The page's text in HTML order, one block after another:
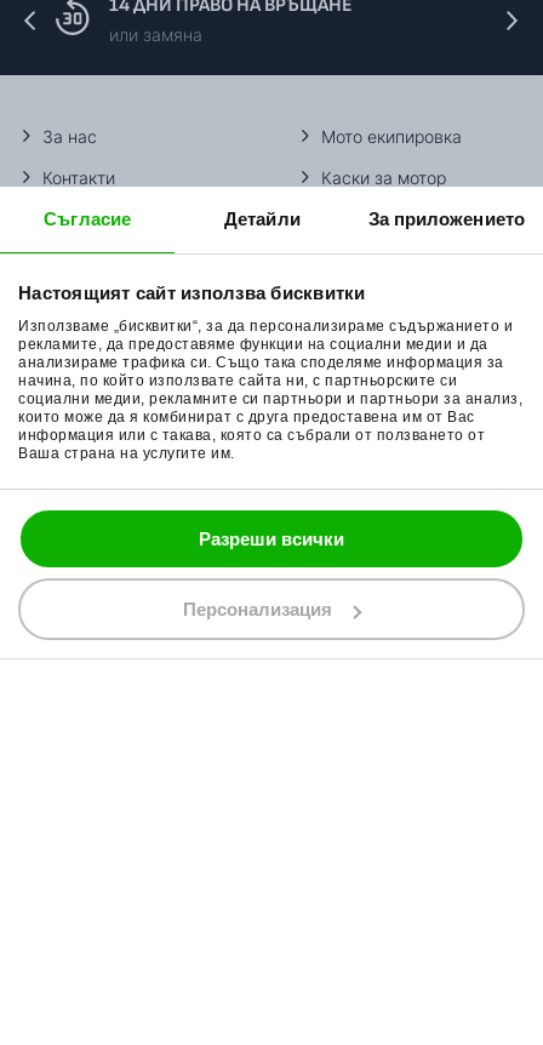
Съгласие Детайли За приложението
Настоящият сайт използва бисквитки
Използваме „бисквитки“, за да персонализираме съдържанието и
рекламите, да предоставяме функции на социални медии и да
анализираме трафика си. Също така споделяме информация за
начина, по който използвате сайта ни, с партньорските си
социални медии, рекламните си партньори и партньори за анализ,
които може да я комбинират с друга предоставена им от Вас
информация или с такава, която са събрали от ползването от
Ваша страна на услугите им.
Разреши всички
Персонализация
14 ДНИ ПРАВО НА ВРЪЩАНЕ
или замяна
За нас
Контакти
Методи доставка
Начини плащане
Връщане на стока
Общи условия
Поверителност
Политика за бисквитки
Мото екипировка
Каски за мотор
Ботуши за мотор
Гуми за мотор
Очила за мотор
Раници за мотор
Ръкавици за мотор
Части за мотор
088 200 7002
shop@bobimx.com